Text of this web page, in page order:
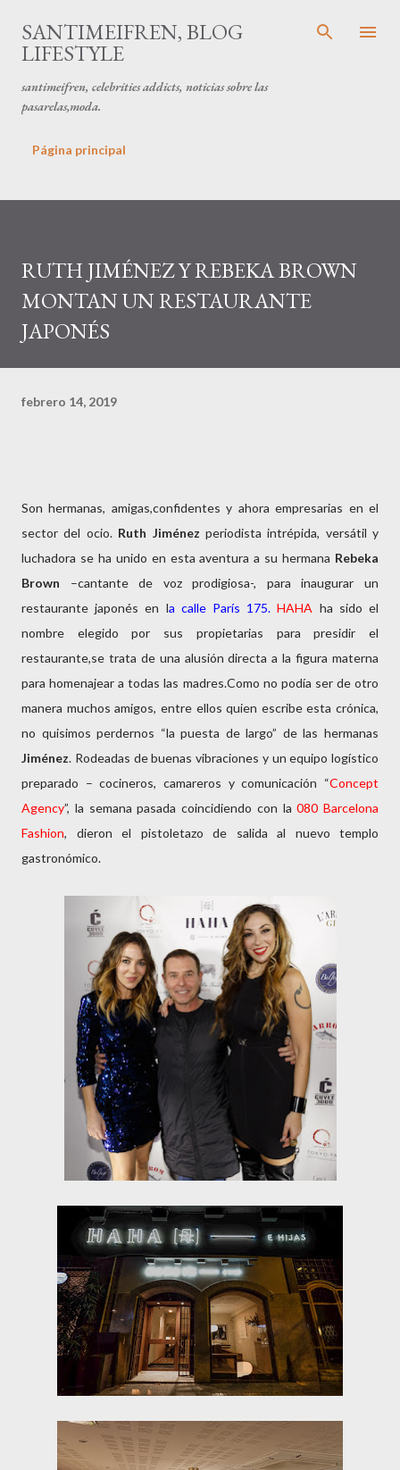
Ir al contenido principal
SANTIMEIFREN, BLOG
LIFESTYLE
santimeifren, celebrities addicts, noticias sobre las
pasarelas,moda.
Página principal
RUTH JIMÉNEZ Y REBEKA BROWN
MONTAN UN RESTAURANTE
JAPONÉS
febrero 14, 2019
Son hermanas, amigas,confidentes y ahora empresarias en el
sector del ocio. Ruth Jiménez periodista intrépida, versátil y
luchadora se ha unido en esta aventura a su hermana Rebeka
Brown –cantante de voz prodigiosa-, para inaugurar un
restaurante japonés en la calle París 175. HAHA ha sido el
nombre elegido por sus propietarias para presidir el
restaurante,se trata de una alusión directa a la figura materna
para homenajear a todas las madres.Como no podía ser de otro
manera muchos amigos, entre ellos quien escribe esta crónica,
no quisimos perdernos “la puesta de largo” de las hermanas
Jiménez. Rodeadas de buenas vibraciones y un equipo logístico
preparado – cocineros, camareros y comunicación “Concept
Agency”, la semana pasada coincidiendo con la080 Barcelona
Fashion, dieron el pistoletazo de salida al nuevo templo
gastronómico.